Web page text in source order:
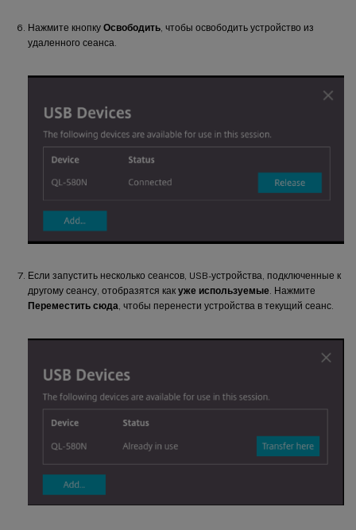
Нажмите кнопку Освободить, чтобы освободить устройство из
удаленного сеанса.
Если запустить несколько сеансов, USB-устройства, подключенные к
другому сеансу, отобразятся как уже используемые. Нажмите
Переместить сюда, чтобы перенести устройства в текущий сеанс.